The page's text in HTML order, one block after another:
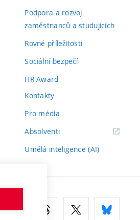
Podpora a rozvoj
zaměstnanců a studujících
Rovné příležitosti
Sociální bezpečí
HR Award
Kontakty
Pro média
Absolventi(externí
Umělá inteligence (AI)